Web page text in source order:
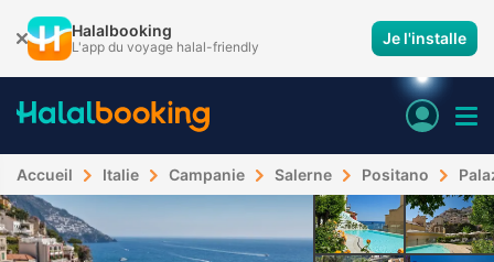
Halalbooking
L'app du voyage halal-friendly Je l'installe
Accueil Italie Campanie Salerne Positano